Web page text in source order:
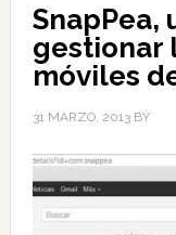
SnapPea,
gestionar
móviles
31 MARZO, 2013BY